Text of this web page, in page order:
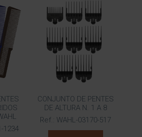
1234
CONJUNTO DE PENTES
DE ALTURA N. 1 A 8
Ref.: WAHL-03170-517